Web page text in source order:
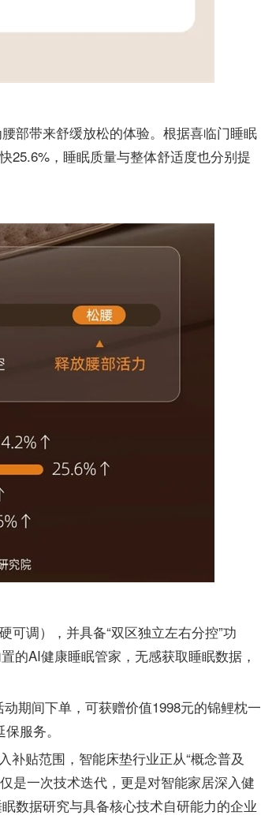
部带来舒缓放松的体验。根据喜临门睡眠
25.6%，睡眠质量与整体舒适度也分别提
可调），并具备“双区独立左右分控”功
的AI健康睡眠管家，无感获取睡眠数据，
期间下单，可获赠价值1998元的锦鲤枕一
服务。
补贴范围，智能床垫行业正从“概念普及
是一次技术迭代，更是对智能家居深入健
数据研究与具备核心技术自研能力的企业